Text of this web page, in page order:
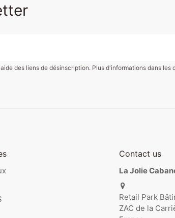
des liens de désinscription. Plus d'informations dans
Contact us
La Jolie
Retail Park
ZAC de la